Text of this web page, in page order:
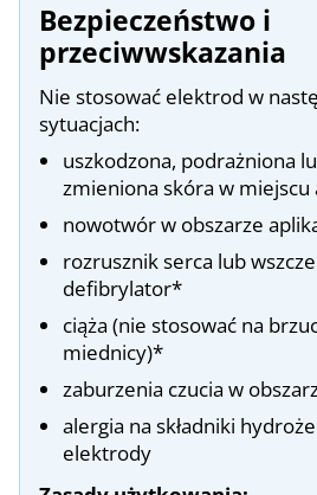
Bezpieczeństwo i
przeciwwskazania
Nie stosować elektrod w
sytuacjach:
uszkodzona, podrażniona
zmieniona skóra w miejscu
nowotwór w obszarze
rozrusznik serca lub
defibrylator*
ciąża (nie stosować na
miednicy)*
zaburzenia czucia w
alergia na składniki
elektrody